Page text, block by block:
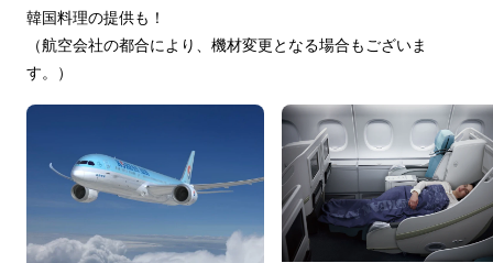
韓国料理の提供も！
（航空会社の都合により、機材変更となる場合もございま
す。）